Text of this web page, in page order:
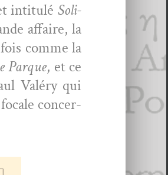
inti­t­ulé Soli­
affaire, la
comme la
Par­que, et ce
Valéry qui
con­cer­